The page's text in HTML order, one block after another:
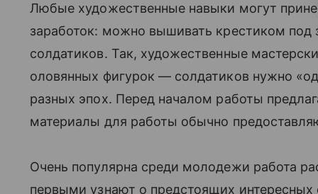
Любые художественные навыки могут
заработок: можно вышивать крестиком под
солдатиков. Так, художественные
оловянных фигурок — солдатиков нужно
разных эпох. Перед началом работы
материалы для работы обычно
Очень популярна среди молодежи работа
первыми узнают о предстоящих